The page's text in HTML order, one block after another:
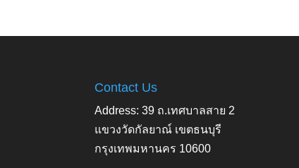
Contact Us
Address: 39 ถ.เทศบาลสาย 2
แขวงวัดกัลยาณ์ เขตธนบุรี
กรุงเทพมหานคร 10600